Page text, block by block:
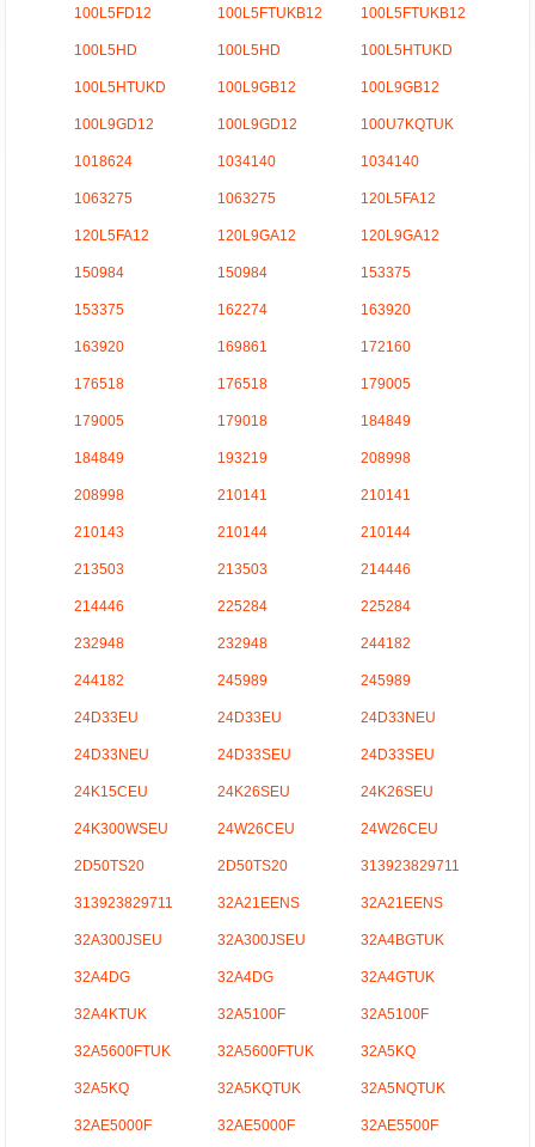
100L5FD12 100L5FTUKB12 100L5FTUKB12
100L5HD 100L5HD 100L5HTUKD
100L5HTUKD 100L9GB12 100L9GB12
100L9GD12 100L9GD12 100U7KQTUK
1018624 1034140 1034140
1063275 1063275 120L5FA12
120L5FA12 120L9GA12 120L9GA12
150984 150984 153375
153375 162274 163920
163920 169861 172160
176518 176518 179005
179005 179018 184849
184849 193219 208998
208998 210141 210141
210143 210144 210144
213503 213503 214446
214446 225284 225284
232948 232948 244182
244182 245989 245989
24D33EU 24D33EU 24D33NEU
24D33NEU 24D33SEU 24D33SEU
24K15CEU 24K26SEU 24K26SEU
24K300WSEU 24W26CEU 24W26CEU
2D50TS20 2D50TS20 313923829711
313923829711 32A21EENS 32A21EENS
32A300JSEU 32A300JSEU 32A4BGTUK
32A4DG 32A4DG 32A4GTUK
32A4KTUK 32A5100F 32A5100F
32A5600FTUK 32A5600FTUK 32A5KQ
32A5KQ 32A5KQTUK 32A5NQTUK
32AE5000F 32AE5000F 32AE5500F